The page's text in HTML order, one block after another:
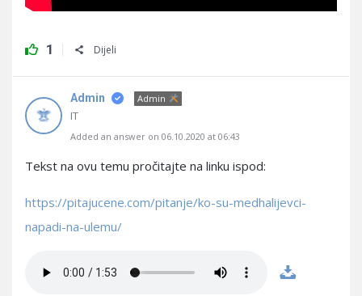
1 Dijeli
Admin Admin
IT
Added an answer on 06.10.2020 at 06:43
Tekst na ovu temu pročitajte na linku ispod:
https://pitajucene.com/pitanje/ko-su-medhalijevci-
napadi-na-ulemu/